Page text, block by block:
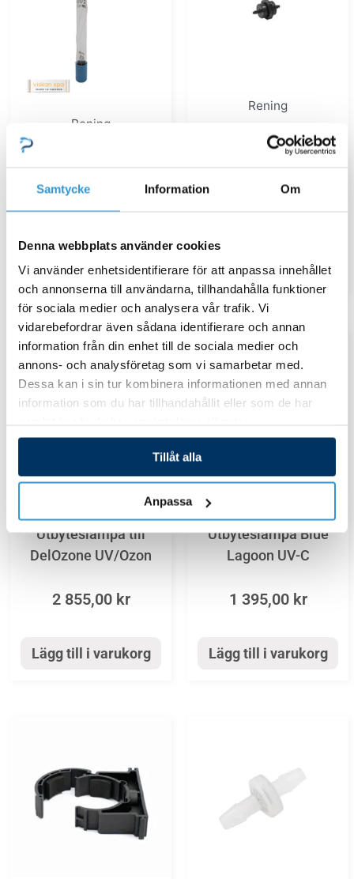
Samtycke Information Om
Denna webbplats använder cookies
Vi använder enhetsidentifierare för att anpassa innehållet
och annonserna till användarna, tillhandahålla funktioner
för sociala medier och analysera vår trafik. Vi
vidarebefordrar även sådana identifierare och annan
information från din enhet till de sociala medier och
annons- och analysföretag som vi samarbetar med.
Dessa kan i sin tur kombinera informationen med annan
information som du har tillhandahållit eller som de har
Tillåt alla
Anpassa
Rening
Utbyteslampa UV-C Blue
795,00kr
Lägg till i varukorg
Rening
Backventil till Aqua Nova
Utbyteslampa till
DelOzone UV/Ozon
2 855,00 kr
Lägg till i varukorg
Utbyteslampa Blue
Lagoon UV-C
1 395,00 kr
Lägg till i varukorg